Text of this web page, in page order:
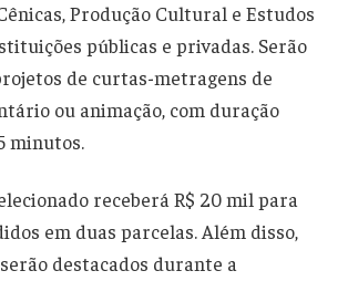
Produção Cultural e Estudos
públicas e privadas. Serão
de curtas-metragens de
ou animação, com duração
minutos.
receberá R$ 20 mil para
em duas parcelas. Além disso,
destacados durante a